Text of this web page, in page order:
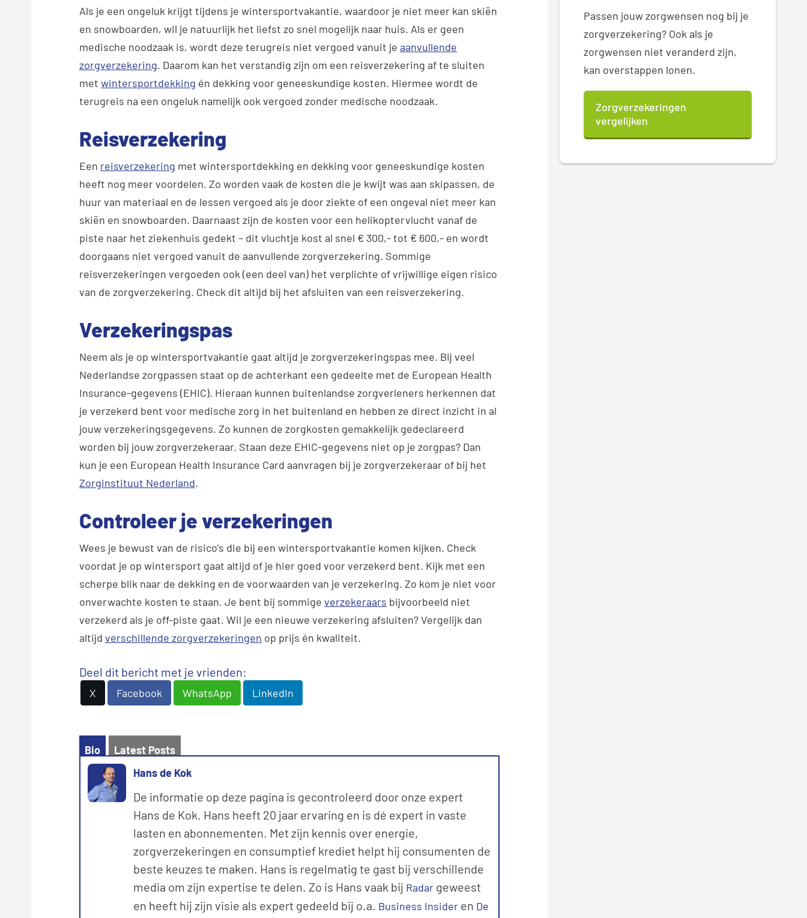
Als je een ongeluk krijgt tijdens je wintersportvakantie, waardoor je niet meer kan skiën
en snowboarden, wil je natuurlijk het liefst zo snel mogelijk naar huis. Als er geen
medische noodzaak is, wordt deze terugreis niet vergoed vanuit je aanvullende
zorgverzekering. Daarom kan het verstandig zijn om een reisverzekering af te sluiten
met wintersportdekking én dekking voor geneeskundige kosten. Hiermee wordt de
terugreis na een ongeluk namelijk ook vergoed zonder medische noodzaak.
Reisverzekering
Een reisverzekering met wintersportdekking en dekking voor geneeskundige kosten
heeft nog meer voordelen. Zo worden vaak de kosten die je kwijt was aan skipassen, de
huur van materiaal en de lessen vergoed als je door ziekte of een ongeval niet meer kan
skiën en snowboarden. Daarnaast zijn de kosten voor een helikoptervlucht vanaf de
piste naar het ziekenhuis gedekt – dit vluchtje kost al snel € 300,- tot € 600,- en wordt
doorgaans niet vergoed vanuit de aanvullende zorgverzekering. Sommige
reisverzekeringen vergoeden ook (een deel van) het verplichte of vrijwillige eigen risico
van de zorgverzekering. Check dit altijd bij het afsluiten van een reisverzekering.
Verzekeringspas
Neem als je op wintersportvakantie gaat altijd je zorgverzekeringspas mee. Bij veel
Nederlandse zorgpassen staat op de achterkant een gedeelte met de European Health
Insurance-gegevens (EHIC). Hieraan kunnen buitenlandse zorgverleners herkennen dat
je verzekerd bent voor medische zorg in het buitenland en hebben ze direct inzicht in al
jouw verzekeringsgegevens. Zo kunnen de zorgkosten gemakkelijk gedeclareerd
worden bij jouw zorgverzekeraar. Staan deze EHIC-gegevens niet op je zorgpas? Dan
kun je een European Health Insurance Card aanvragen bij je zorgverzekeraar of bij het
Zorginstituut Nederland.
Controleer je verzekeringen
Wees je bewust van de risico’s die bij een wintersportvakantie komen kijken. Check
voordat je op wintersport gaat altijd of je hier goed voor verzekerd bent. Kijk met een
scherpe blik naar de dekking en de voorwaarden van je verzekering. Zo kom je niet voor
onverwachte kosten te staan. Je bent bij sommige verzekeraars bijvoorbeeld niet
verzekerd als je off-piste gaat. Wil je een nieuwe verzekering afsluiten? Vergelijk dan
altijd verschillende zorgverzekeringen op prijs én kwaliteit.
Deel dit bericht met je vrienden:
X Facebook WhatsApp LinkedIn
Bio
Latest Posts
Hans de Kok
De informatie op deze pagina is gecontroleerd door onze expert
Hans de Kok. Hans heeft 20 jaar ervaring en is dé expert in vaste
lasten en abonnementen. Met zijn kennis over energie,
zorgverzekeringen en consumptief krediet helpt hij consumenten de
beste keuzes te maken. Hans is regelmatig te gast bij verschillende
media om zijn expertise te delen. Zo is Hans vaak bij Radar geweest
en heeft hij zijn visie als expert gedeeld bij o.a. Business Insider en De
Passen jouw zorgwensen nog bij je
zorgverzekering? Ook als je
zorgwensen niet veranderd zijn,
kan overstappen lonen.
Zorgverzekeringen
vergelijken